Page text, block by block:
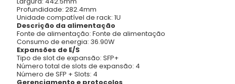
Profundidade: 282.4mm
Unidade compatível de rack: 1U
Descrição da alimentação
Fonte de alimentação: Fonte de alimentação
Consumo de energia: 36.90W
Expansões de E/S
Tipo de slot de expansão: SFP+
Número total de slots de expansão: 4
Número de SFP + Slots: 4
Gerenciamento e protocolos